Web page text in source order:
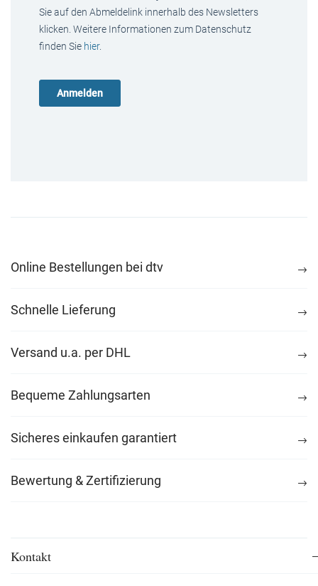
Sie auf den Abmeldelink innerhalb des Newsletters
klicken. Weitere Informationen zum Datenschutz
finden Sie hier.
Online Bestellungen bei dtv
Schnelle Lieferung
Versand u.a. per DHL
Bequeme Zahlungsarten
Sicheres einkaufen garantiert
Bewertung & Zertifizierung
Kontakt